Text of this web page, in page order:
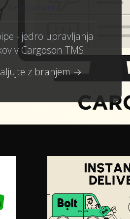
- jedro upravljanja
v Cargoson TMS
z branjem →